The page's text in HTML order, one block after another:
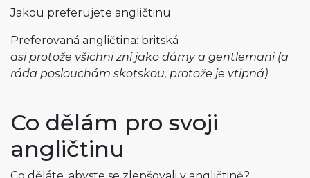
Jakou preferujete angličtinu
Preferovaná angličtina: britská
asi protože všichni zní jako dámy a gentlemani (a
ráda poslouchám skotskou, protože je vtipná)
Co dělám pro svoji
angličtinu